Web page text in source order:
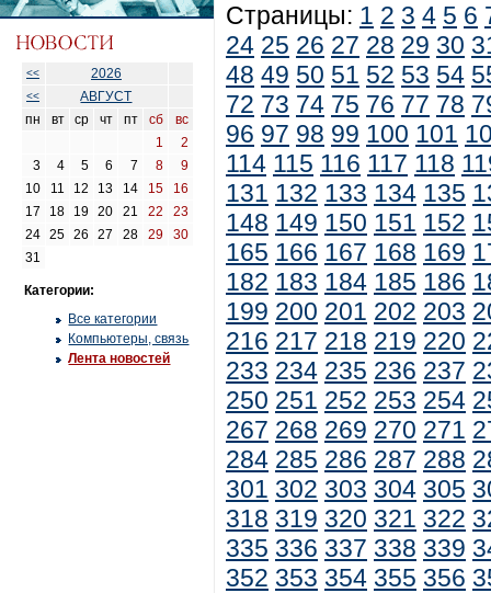
<< 2026
<<
АВГУСТ
пн
вт ср чт пт сб
вс
1
2
3
4 5 6 7 8
9
10
11 12 13 14 15
16
17
18 19 20 21 22
23
24
25 26 27 28 29
30
31
Категории:
Все категории
Компьютеры, связь
Лента новостей
Страницы: 1 2 3 4 5 6
24 25 26 27 28 29 30
48 49 50 51 52 53 54
72 73 74 75 76 77 78
96 97 98 99 100 101
114 115 116 117 118
131 132 133 134 135
148 149 150 151 152
165 166 167 168 169
182 183 184 185 186
199 200 201 202 203
216 217 218 219 220
233 234 235 236 237
250 251 252 253 254
267 268 269 270 271
284 285 286 287 288
301 302 303 304 305
318 319 320 321 322
335 336 337 338 339
352 353 354 355 356